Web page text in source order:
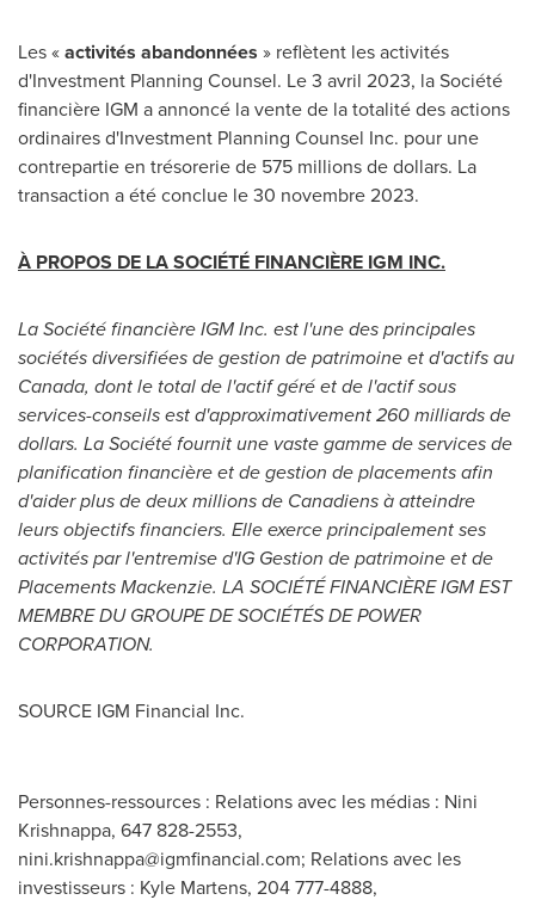
Les «activités abandonnées » reflètent les activités
d'Investment Planning Counsel. Le 3 avril 2023, la Société
financière IGM a annoncé la vente de la totalité des actions
ordinaires d'Investment Planning Counsel Inc. pour une
contrepartie en trésorerie de 575 millions de dollars. La
transaction a été conclue le 30 novembre 2023.
À PROPOS DE LA SOCIÉTÉ FINANCIÈRE IGM INC.
La Société financière IGM Inc. est l'une des principales
sociétés diversifiées de gestion de patrimoine et d'actifs au
Canada, dont le total de l'actif géré et de l'actif sous
services-conseils est d'approximativement 260 milliards de
dollars. La Société fournit une vaste gamme de services de
planification financière et de gestion de placements afin
d'aider plus de deux millions de Canadiens à atteindre
leurs objectifs financiers. Elle exerce principalement ses
activités par l'entremise d'IG Gestion de patrimoine et de
Placements Mackenzie. LA SOCIÉTÉ FINANCIÈRE IGM EST
MEMBRE DU GROUPE DE SOCIÉTÉS DE POWER
CORPORATION.
SOURCE IGM Financial Inc.
Personnes-ressources : Relations avec les médias : Nini
Krishnappa, 647 828-2553,
nini.krishnappa@igmfinancial.com; Relations avec les
investisseurs : Kyle Martens, 204 777-4888,